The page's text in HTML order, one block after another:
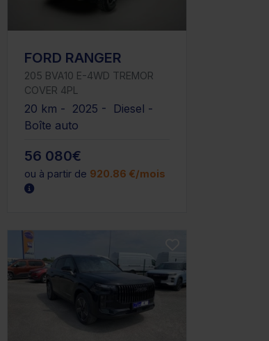
FORD RANGER
205 BVA10 E-4WD TREMOR
COVER 4PL
20 km - 2025 - Diesel -
Boîte auto
56 080€
ou à partir de 920.86 €/mois